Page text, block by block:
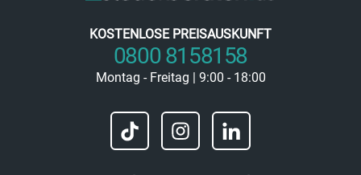
KOSTENLOSE PREISAUSKUNFT
0800 8158158
Montag - Freitag | 9:00 - 18:00